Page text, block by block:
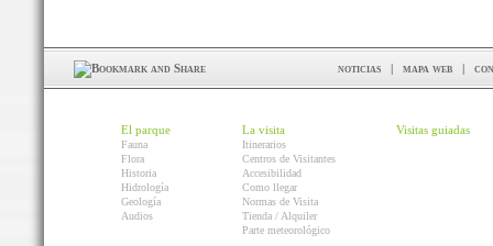
noticias | mapa web |
El parque
Fauna
Flora
Historia
Hidrología
Geología
Audios
La visita
Itinerarios
Centros de Visitantes
Accesibilidad
Como llegar
Normas de Visita
Tienda / Alquiler
Parte meteorológico
Visitas guiadas